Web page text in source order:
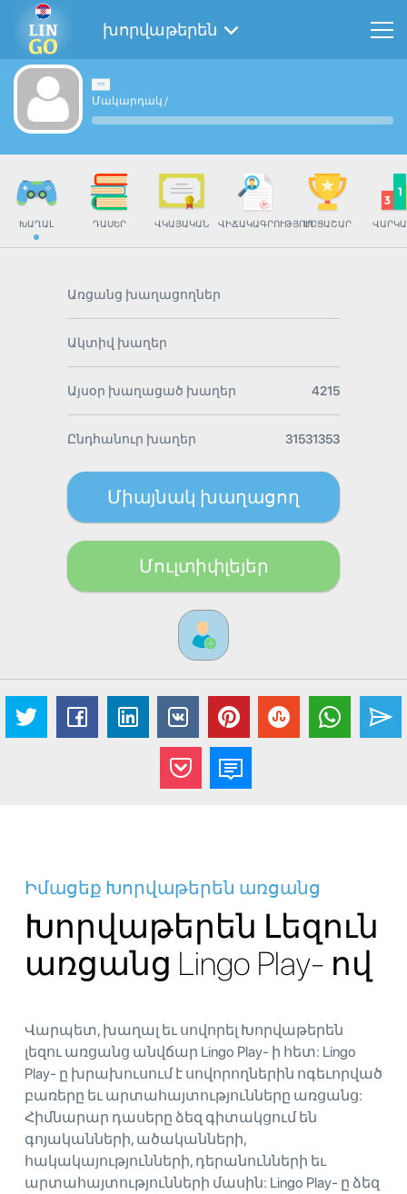
խորվաթերեն
Մակարդակ /
ԽԱՂԱԼ ԴԱՍԵՐ ՎԿԱՅԱԿԱՆ ՎԻՃԱԿԱԳՐՈՒԹՅՈՒՆՄՐՑԱՇԱՐ
Առցանց խաղացողներ
Ակտիվ խաղեր
Այսօր խաղացած խաղեր 4215
Ընդհանուր խաղեր 31531353
Միայնակ խաղացող
Մուլտիփլեյեր
Իմացեք Խորվաթերեն առցանց
Խորվաթերեն Լեզուն
առցանց Lingo Play- ով
Վարպետ, խաղալ եւ սովորել Խորվաթերեն
լեզու առցանց անվճար Lingo Play- ի հետ: Lingo
Play- ը խրախուսում է սովորողներին ոգեւորված
բառերը եւ արտահայտությունները առցանց:
Հիմնարար դասերը ձեզ գիտակցում են
գոյականների, ածականների,
հակակայությունների, դերանունների եւ
արտահայտությունների մասին: Lingo Play- ը ձեզ